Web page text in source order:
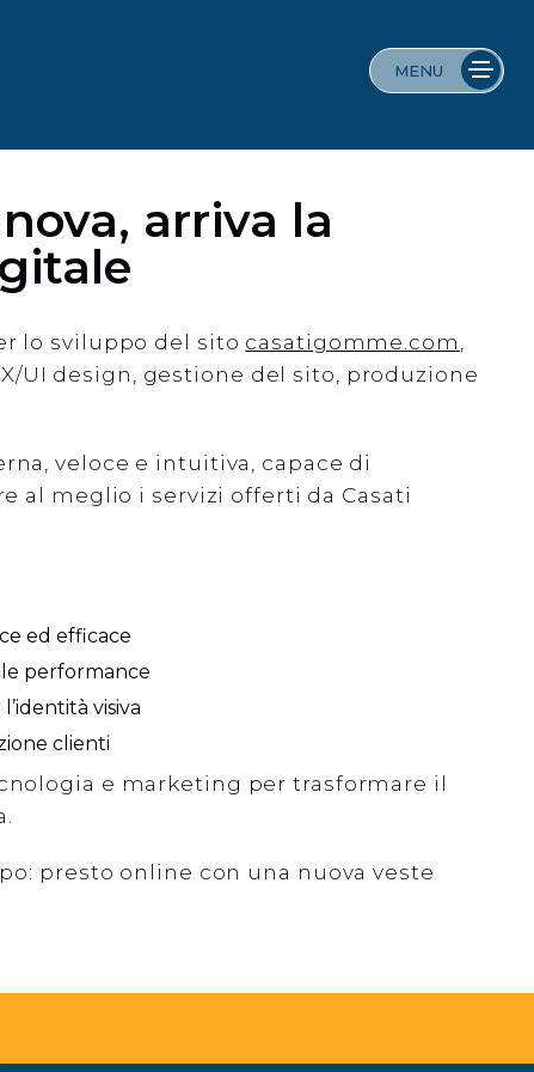
MENU
arriva la
lo sviluppo del sito casatigomme.com ,
UI design, gestione del sito, produzione
veloce e intuitiva, capace di
al meglio i servizi offerti da Casati
ed efficace
performance
visiva
clienti
e marketing per trasformare il
presto online con una nuova veste